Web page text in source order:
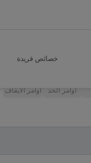
خصائص فريدة
اوامر الحد اوامر الايقاف